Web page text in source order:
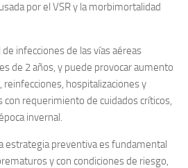
por el VSR y la morbimortalidad
de infecciones de las vías aéreas
de 2 años, y puede provocar aumento
hospitalizaciones y
con requerimiento de cuidados críticos,
invernal.
estrategia preventiva es fundamental
y con condiciones de riesgo,